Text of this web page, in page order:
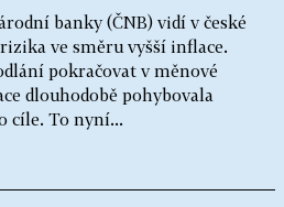
banky (ČNB) vidí v české
ve směru vyšší inflace.
pokračovat v měnové
dlouhodobě pohybovala
cíle. To nyní...